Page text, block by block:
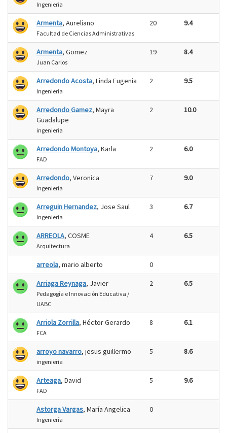
Ingenieria
Armenta, Aureliano
Facultad de Ciencias Administrativas
20 9.4
Armenta, Gomez
Juan Carlos
19 8.4
Arredondo Acosta, Linda Eugenia
Ingeniería
2 9.5
Arredondo Gamez, Mayra
Guadalupe
ingenieria
2 10.0
Arredondo Montoya, Karla
FAD
2 6.0
Arredondo, Veronica
Ingenieria
7 9.0
Arreguin Hernandez, Jose Saul
Ingenieria
3 6.7
ARREOLA, COSME
Arquitectura
4 6.5
arreola, mario alberto 0
Arriaga Reynaga, Javier
Pedagogía e Innovación Educativa /
UABC
2 6.5
Arriola Zorrilla, Héctor Gerardo
FCA
8 6.1
arroyo navarro, jesus guillermo
ingenieria
5 8.6
Arteaga, David
FAD
5 9.6
Astorga Vargas, María Angelica
Ingeniería
0